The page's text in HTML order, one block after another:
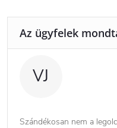
VJ
Szándékosan nem a